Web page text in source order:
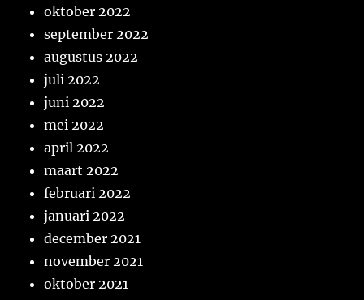
oktober 2022
september 2022
augustus 2022
juli 2022
juni 2022
mei 2022
april 2022
maart 2022
februari 2022
januari 2022
december 2021
november 2021
oktober 2021